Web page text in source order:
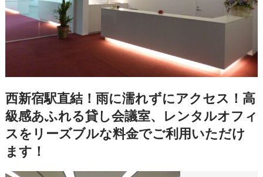
西新宿駅直結！雨に濡れずにアクセス！高
級感あふれる貸し会議室、レンタルオフィ
スをリーズブルな料金でご利用いただけ
ます！